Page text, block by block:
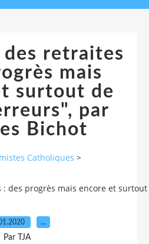
retraites
mais
surtout de
par
Bichot
Catholiques >
des progrès mais encore et
…
Par TJA